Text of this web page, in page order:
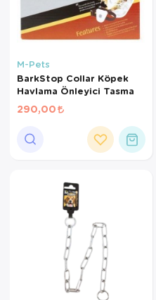
M-Pets
BarkStop Collar Köpek
Havlama Önleyici Tasma
290,00